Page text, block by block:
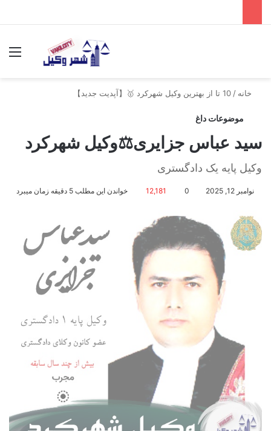
خانه / 10 تا از بهترین وکیل شهرکرد 🥇【آپدیت جدید】
موضوعات داغ
سید عباس جزایری⚖️وکیل شهرکرد
وکیل پایه یک دادگستری
نوامبر 12, 2025 0
12,181 خواندن این مطلب 5 دقیقه زمان میبرد